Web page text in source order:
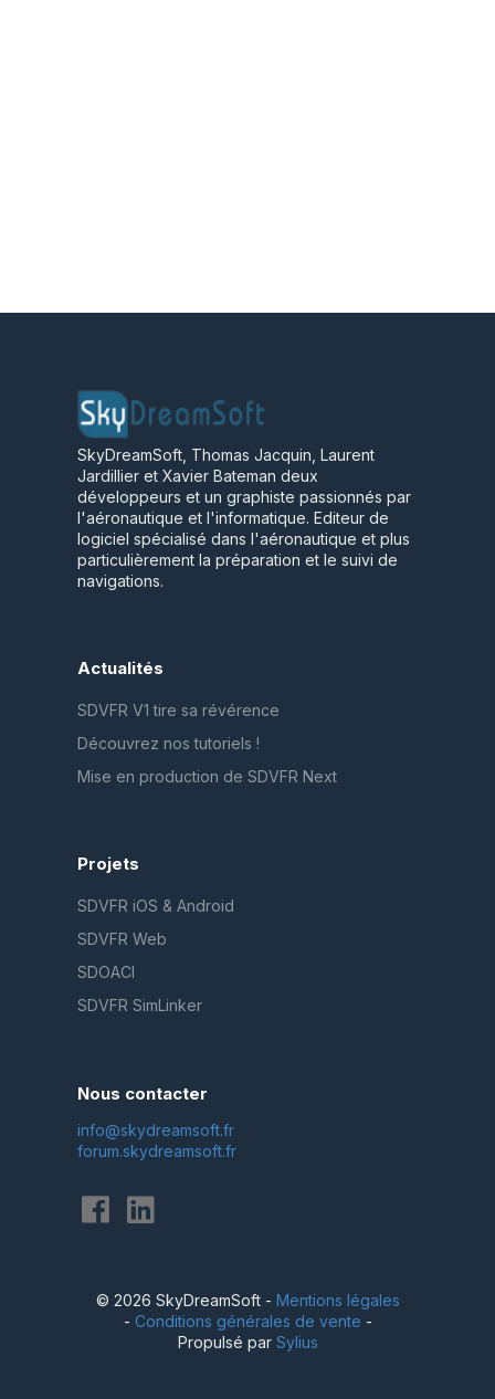
SkyDreamSoft, Thomas Jacquin, Laurent
Jardillier et Xavier Bateman deux
développeurs et un graphiste passionnés par
l'aéronautique et l'informatique. Editeur de
logiciel spécialisé dans l'aéronautique et plus
particulièrement la préparation et le suivi de
navigations.
Actualités
SDVFR V1 tire sa révérence
Découvrez nos tutoriels !
Mise en production de SDVFR Next
Projets
SDVFR iOS & Android
SDVFR Web
SDOACI
SDVFR SimLinker
Nous contacter
info@skydreamsoft.fr
forum.skydreamsoft.fr
© 2026 SkyDreamSoft - Mentions légales
- Conditions générales de vente -
Propulsé par Sylius